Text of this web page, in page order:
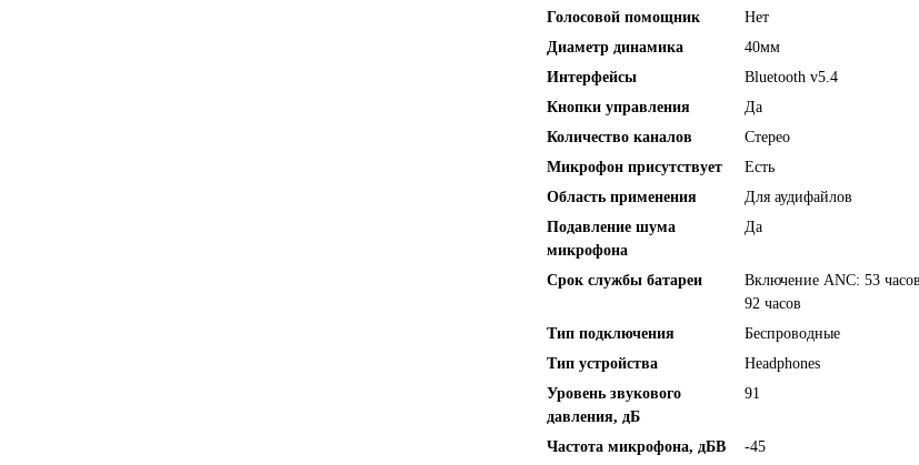
Голосовой помощник
Нет
Диаметр динамика
40мм
Интерфейсы
Bluetooth v5.4
Кнопки управления
Да
Количество каналов
Стерео
Микрофон присутствует
Есть
Область применения
Для аудифайлов
Подавление шума
микрофона
Да
Срок службы батареи
Включение ANC: 53
92 часов
Тип подключения
Беспроводные
Тип устройства
Headphones
Уровень звукового
давления, дБ
91
Частота микрофона, дБВ
-45